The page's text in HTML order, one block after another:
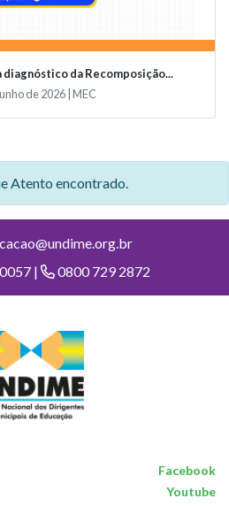
da Recomposição...
de 2026 | MEC
Atento encontrado.
|
0800 729 2872
Facebook
Youtube